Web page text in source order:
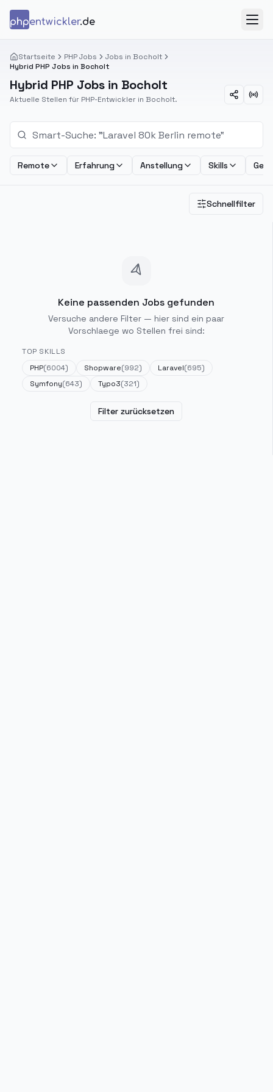
phpentwickler.de
Startseite PHP Jobs
Jobs in Bocholt
Hybrid PHP Jobs in Bocholt
Hybrid PHP Jobs in Bocholt
Aktuelle Stellen für PHP-Entwickler in Bocholt.
Remote Erfahrung Anstellung Skills
Schnellfilter
Keine passenden Jobs gefunden
Versuche andere Filter — hier sind ein paar
Vorschlaege wo Stellen frei sind:
TOP SKILLS
PHP(6004) Shopware(992) Laravel(695)
Symfony(643) Typo3(321)
Filter zurücksetzen